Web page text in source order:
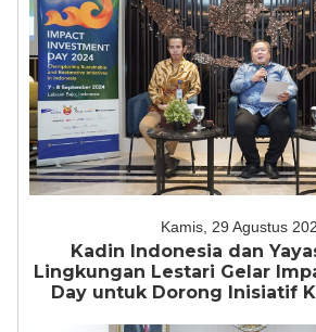
Kamis, 29 Agustus
Kadin Indonesia dan
Lingkungan Lestari Gelar
Day untuk Dorong Inisiatif